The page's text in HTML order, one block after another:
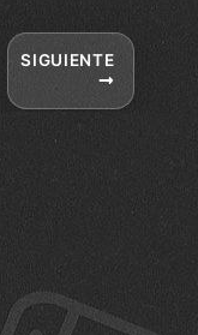
SIGUIENTE